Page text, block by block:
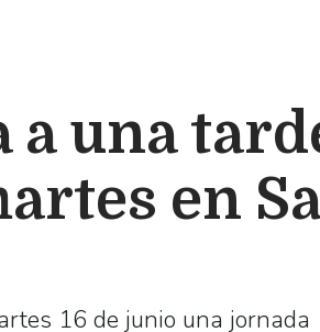
una
en
16 de junio una jornada